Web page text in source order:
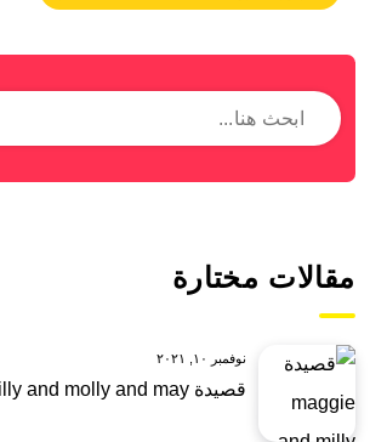
مقالات مختارة
نوفمبر ١٠, ٢٠٢١
قصيدة maggie and milly and molly and may